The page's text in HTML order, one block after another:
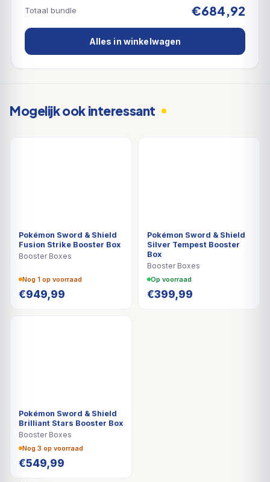
Totaal bundle €684,92
Alles in winkelwagen
Mogelijk ook interessant
Pokémon Sword & Shield
Fusion Strike Booster Box
Booster Boxes
Nog 1 op voorraad
€949,99
Pokémon Sword & Shield
Silver Tempest Booster
Box
Booster Boxes
Op voorraad
€399,99
Pokémon Sword & Shield
Brilliant Stars Booster Box
Booster Boxes
Nog 3 op voorraad
€549,99